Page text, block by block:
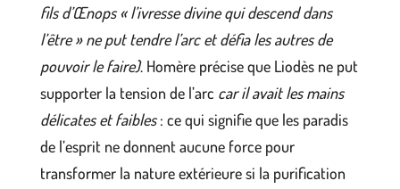
fils d’Œnops « l’ivresse divine qui descend dans
l’être » ne put tendre l’arc et défia les autres de
pouvoir le faire). Homère précise que Liodès ne put
supporter la tension de l’arc car il avait les mains
délicates et faibles: ce qui signifie que les paradis
de l’esprit ne donnent aucune force pour
transformer la nature extérieure si la purification